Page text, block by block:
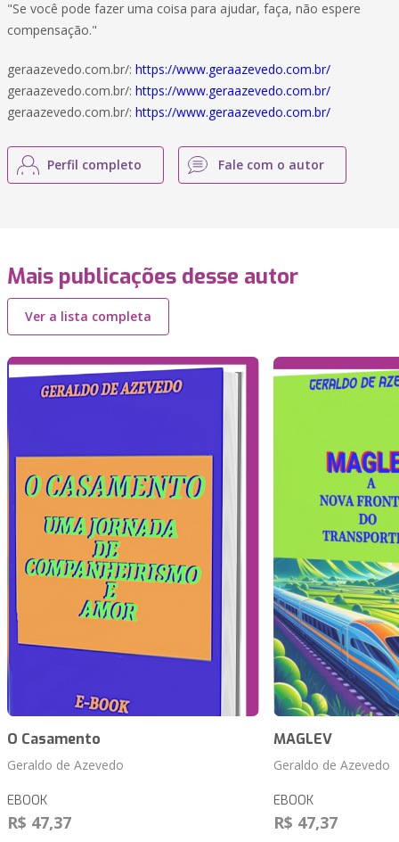
"Se você pode fazer uma coisa para ajudar, faça, não espere
compensação."
geraazevedo.com.br/: https://www.geraazevedo.com.br/
geraazevedo.com.br/: https://www.geraazevedo.com.br/
geraazevedo.com.br/: https://www.geraazevedo.com.br/
Perfil completo Fale com o autor
Mais publicações desse autor
Ver a lista completa
O Casamento
Geraldo de Azevedo
EBOOK
R$ 47,37
MAGLEV
Geraldo de Azevedo
EBOOK
R$ 47,37